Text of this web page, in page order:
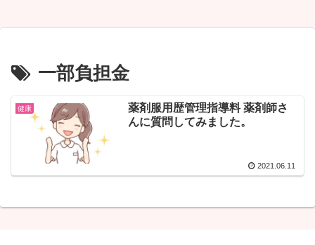
一部負担金
健康
薬剤服用歴管理指導料 薬剤師さ
んに質問してみました。
2021.06.11